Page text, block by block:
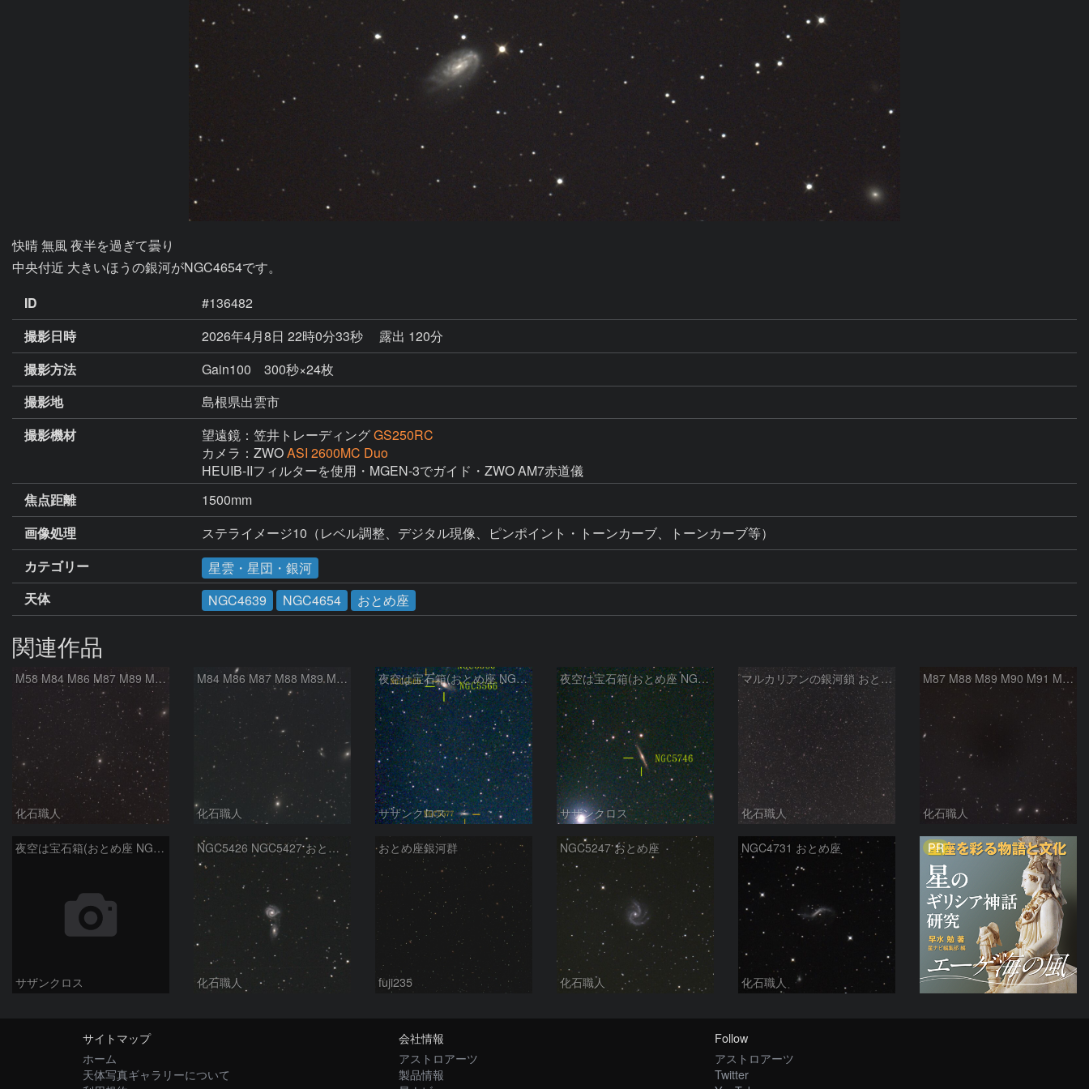
快晴 無風 夜半を過ぎて曇り
ID
#136482
撮影日時
2026年4月8日 22時0分33秒
露出 120分
撮影方法
Gain100 300秒×24枚
撮影地
島根県出雲市
撮影機材
望遠鏡：笠井トレーディングGS250RC
カメラ：ZWOASI 2600MC Duo
HEUIB-IIフィルターを使用・MGEN-3でガイド・ZWO AM7赤道儀
焦点距離
1500mm
画像処理
ステライメージ10（レベル調整、デジタル現像、ピンポイント・トーンカーブ、トーンカーブ等）
カテゴリー
星雲・星団・銀河
天体
NGC4639 NGC4654 おとめ座
関連作品
M58 M84 M86 M87 M89 M90 マルカリアンの銀河鎖 おとめ座 かみのけ座
化石職人
M84 M86 M87 M88 M89 M90 M91 マルカリアンの銀河鎖 おとめ座 かみのけ座
化石職人
夜空は宝石箱(おとめ座 NGC5566) Seestar50
サザンクロス
夜空は宝石箱(おとめ座 NGC5746) Seestar50
サザンクロス
マルカリアンの銀河鎖 おとめ座・ かみのけ座の銀河
化石職人
M87 M88 M89 M90 M91 M100 マルカリアンの銀河鎖 おとめ座 かみのけ座
化石職人
夜空は宝石箱(おとめ座 NGC5746) Seestar50
サザンクロス
NGC5426 NGC5427 おとめ座
化石職人
おとめ座銀河群
fuji235
NGC5247 おとめ座
化石職人
NGC4731 おとめ座
化石職人
PR
サイトマップ
ホーム
天体写真ギャラリーについて
会社情報
アストロアーツ
製品情報
Follow
アストロアーツ
Twitter